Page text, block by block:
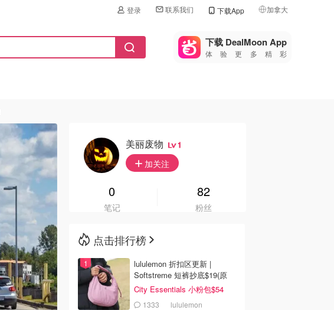
登录 联系我们 下载App 加拿大
🇺🇸
美国
🇨🇳中国
🇮🇹
🇦🇺
下载 DealMoon App
体验更多精彩
美丽废物 1
加关注
0
笔记
82
粉丝
点击排行榜
lululemon 折扣区更新 |
Softstreme 短裤抄底$19(原
$88)
City Essentials 小粉包$54
1333 lululemon